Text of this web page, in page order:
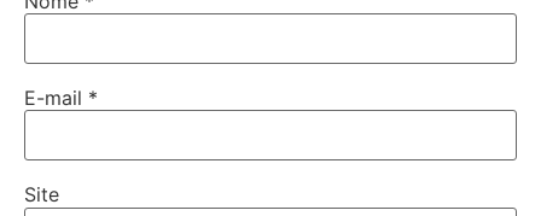
E-mail *
Site